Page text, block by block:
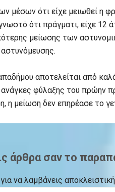
μέσων ότι είχε μειωθεί η
ότι πράγματι, είχε 12
μείωσης των
αποτελείται από
φύλαξης του πρώην
η μείωση δεν επηρέασε το
άρθρα σαν το
να λαμβάνεις